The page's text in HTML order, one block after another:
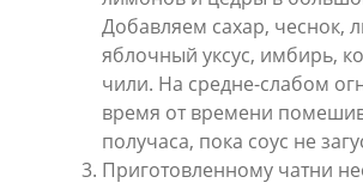
Добавляем сахар, чеснок,
яблочный уксус, имбирь,
чили. На средне-слабом
время от времени
получаса, пока соус не
Приготовленному чатни